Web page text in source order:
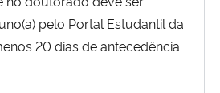
pelo Portal Estudantil da
20 dias de antecedência